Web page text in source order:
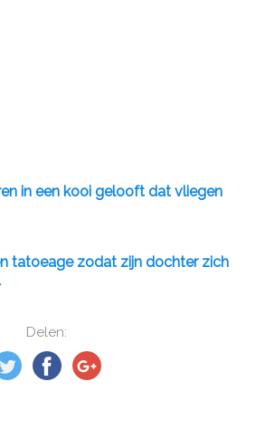
Delen:
in een kooi gelooft dat vliegen
tatoeage zodat zijn dochter zich